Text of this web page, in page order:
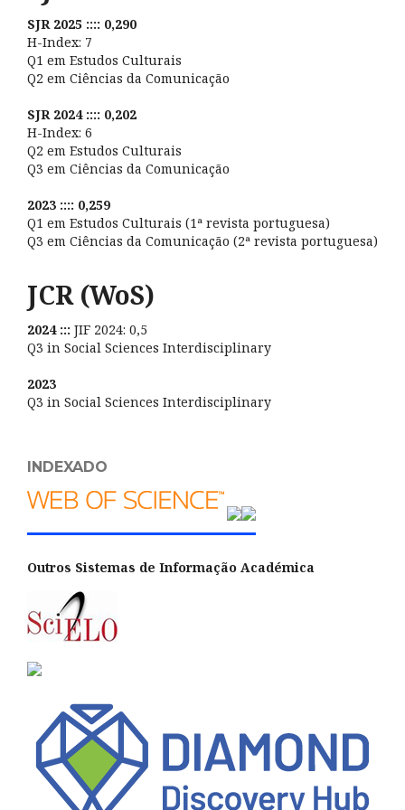
SJR 2025 :::: 0,290
H-Index: 7
Q1 em Estudos Culturais
Q2 em Ciências da Comunicação
SJR 2024 :::: 0,202
H-Index: 6
Q2 em Estudos Culturais
Q3 em Ciências da Comunicação
2023 :::: 0,259
Q1 em Estudos Culturais (1ª revista portuguesa)
Q3 em Ciências da Comunicação (2ª revista portuguesa)
JCR (WoS)
2024 ::: JIF 2024: 0,5
Q3 in Social Sciences Interdisciplinary
2023
Q3 in Social Sciences Interdisciplinary
INDEXADO
Outros Sistemas de Informação Académica